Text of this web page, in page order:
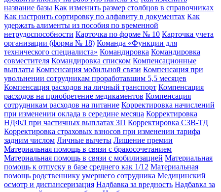
название базы Как изменить размер столбцов в справочниках
Как настроить сортировку по алфавиту в документах Как
удержать алименты из пособия по временной
нетрудоспособности Карточка по форме № 10 Карточка учета
организации (форма № 18) Команда «Функции для
технического специалиста» Командировка Командировка
совместителя Командировка списком Компенсационные
выплаты Компенсация мобильной связи Компенсация при
увольнении сотрудникам проработавшим 5,5 месяцев
Компенсация расходов на личный транспорт Компенсация
расходов на приобретение медикаментов Компенсация
сотрудникам расходов на питание Корректировка начислений
при изменении оклада в середине месяца Корректировка
НДФЛ при частичных выплатах ЗП Корректировка СЗВ-ТД
Корректировка страховых взносов при изменении тарифа
задним числом Личные вычеты Лишение премии
Материальная помощь в связи с бракосочетанием
Материальная помощь в связи с мобилизацией Материальная
помощь к отпуску в базе среднего как 1/12 Материальная
помощь родственнику умершего сотрудника Медицинский
осмотр и диспансеризация Надбавка за вредность Надбавка за